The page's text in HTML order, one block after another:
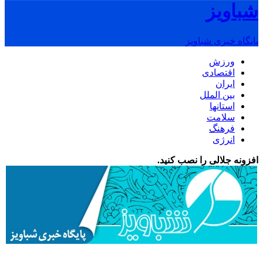
شباویز
پایگاه خبری شباویز
ورزش
اقتصادی
ایران
بین الملل
استانها
سلامت
فرهنگ
انرژی
افزونه جلالی را نصب کنید.